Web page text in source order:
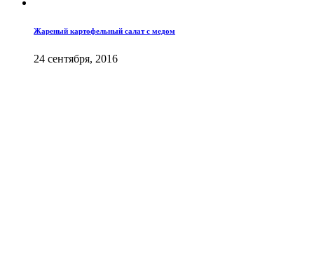
Жареный картофельный салат с медом
24 сентября, 2016